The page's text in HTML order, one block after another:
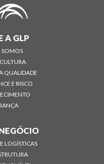
A GLP
QUALIDADE
E RISCO
LOGÍSTICAS